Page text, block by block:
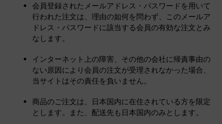
会員登録されたメールアドレス・パスワードを用いて
行われた注文は、理由の如何を問わず、このメールア
ドレス・パスワードに該当する会員の有効な注文とみ
なします。
インターネット上の障害、その他の会社に帰責事由の
ない原因により会員の注文が受理されなかった場合、
当サイトはその責任を負いません。
商品のご注文は、日本国内に在住されている方を限定
とします。また、配送先も日本国内のみとします。